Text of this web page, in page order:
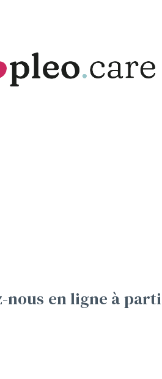
nous en ligne à